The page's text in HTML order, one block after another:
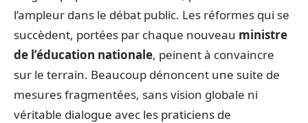
l’ampleur dans le débat public. Les réformes qui se
succèdent, portées par chaque nouveau ministre
de l’éducation nationale, peinent à convaincre
sur le terrain. Beaucoup dénoncent une suite de
mesures fragmentées, sans vision globale ni
véritable dialogue avec les praticiens de